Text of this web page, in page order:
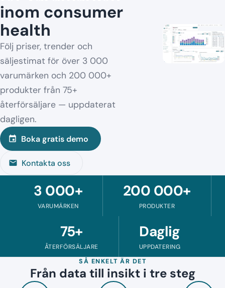
inom consumer
health
Följ priser, trender och
säljestimat för över 3 000
varumärken och 200 000+
produkter från 75+
återförsäljare — uppdaterat
dagligen.
event Boka gratis demo
mail Kontakta oss
3 000+
VARUMÄRKEN
200 000+
PRODUKTER
75+
ÅTERFÖRSÄLJARE
Daglig
UPPDATERING
SÅ ENKELT ÄR DET
Från data till insikt i tre steg